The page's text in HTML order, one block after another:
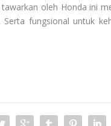
oleh Honda ini
fungsional untuk